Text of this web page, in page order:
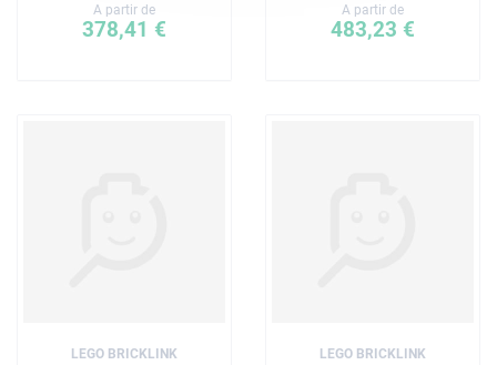
A partir de
378,41 €
A partir de
483,23 €
LEGO BRICKLINK LEGO BRICKLINK